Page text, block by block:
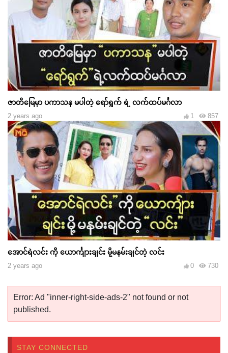
ဇာတိမြေမှာ ပကာသန မပါတဲ့ ရော်ရွက် ရဲ့ လက်ထပ်မင်္ဂလာ
2 years ago 857
1
အောင်ရဲလင်း ကို ယောင်္ကျားချင်း မို့မနမ်းချင်တဲ့ လင်း
2 years ago 730
0
Error: Ad "inner-right-side-ads-2" not found or not
published.
STAY CONNECTED